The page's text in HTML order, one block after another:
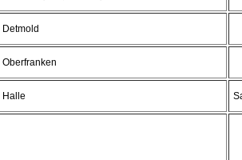
Detmold
Oberfranken
Halle